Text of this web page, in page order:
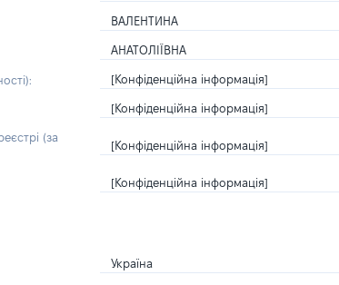
ВАЛЕНТИНА
АНАТОЛІЇВНА
[Конфіденційна інформація]
[Конфіденційна інформація]
(за
[Конфіденційна інформація]
[Конфіденційна інформація]
Україна